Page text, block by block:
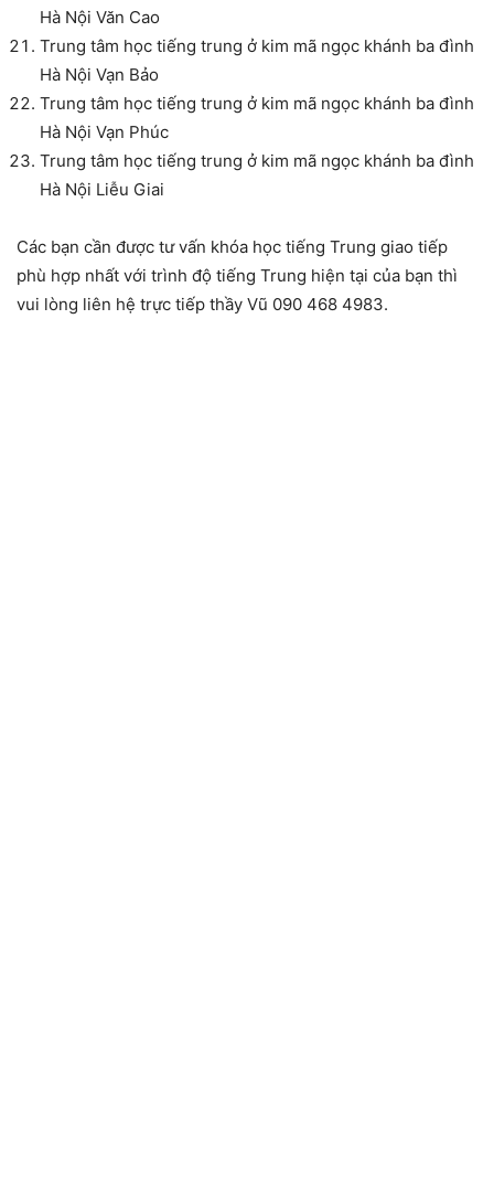
Hà Nội Văn Cao
Trung tâm học tiếng trung ở kim mã ngọc khánh ba đình
Hà Nội Vạn Bảo
Trung tâm học tiếng trung ở kim mã ngọc khánh ba đình
Hà Nội Vạn Phúc
Trung tâm học tiếng trung ở kim mã ngọc khánh ba đình
Hà Nội Liễu Giai
Các bạn cần được tư vấn khóa học tiếng Trung giao tiếp
phù hợp nhất với trình độ tiếng Trung hiện tại của bạn thì
vui lòng liên hệ trực tiếp thầy Vũ 090 468 4983.